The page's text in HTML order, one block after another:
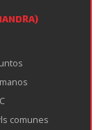
comunes